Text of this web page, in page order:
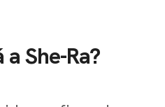
She-Ra?